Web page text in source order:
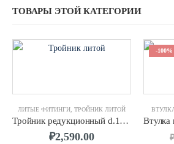
ТОВАРЫ ЭТОЙ КАТЕГОРИИ
ЛИТЫЕ ФИТИНГИ ТРОЙНИК ЛИТОЙ
Тройник редукционный d.160х110х160 литой ПЭ100 SDR11
₽2,590.00
-100%
₽